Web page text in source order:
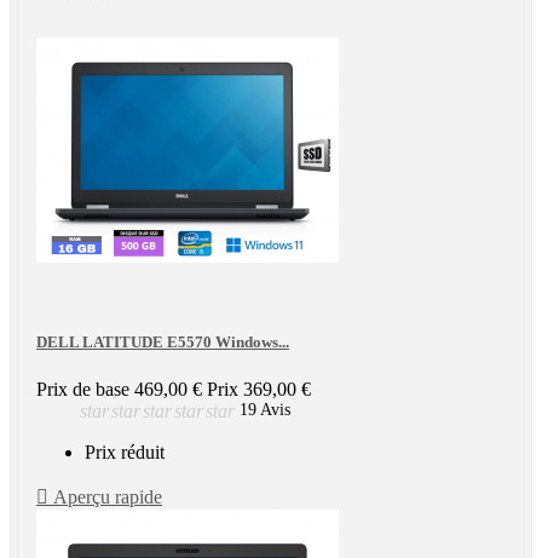
DELL LATITUDE E5570 Windows...
Prix de base 469,00 € Prix 369,00 €
starstarstarstarstar 19 Avis
Prix réduit
 Aperçu rapide